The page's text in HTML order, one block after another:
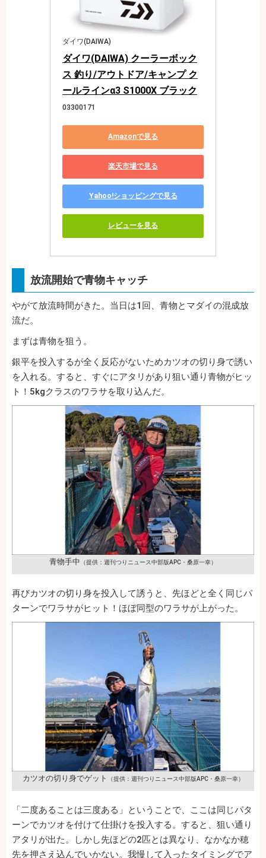
ダイワ(DAIWA)
ダイワ(DAIWA) クーラーボック
ス 釣り/アウトドア/キャンプ ク
ールラインα3 S1000X ブラック
03300171
Amazonで見る
楽天市場で見る
Yahoo!ショッピングで見る
レビューを見る
放流開始で青物キャッチ
やがて放流時間がきた。当日は1回、青物とマダイの混成放
流だ。
まずは青物を狙う。
銀平を投入するが全く反応がないためカツオの切り身で誘い
を入れる。すると、すぐにアタリがあり狙い通り青物がヒッ
ト！5kgクラスのワラサを取り込んだ。
青物手中 （提供：週刊つりニュース中部版APC・桑原一幸）
再びカツオの切り身を投入して誘うと、先ほどと全く同じパ
ターンでワラサがヒット！ほぼ同型のワラサが上がった。
カツオの切り身でゲット （提供：週刊つりニュース中部版APC・桑原一幸）
「二度あることは三度ある」ということで、ここは同じパタ
ーンでカツオを付けて仕掛けを投入する。すると、狙い通り
アタリが出た。しかし先ほどの2匹とは異なり、なかなか穂
先を押さえ込んでいかない。我慢して入ったタイミングでア